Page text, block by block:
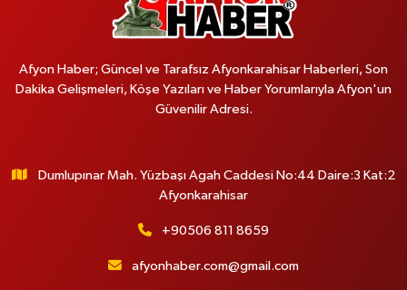
Afyon Haber; Güncel ve Tarafsız Afyonkarahisar Haberleri, Son
Dakika Gelişmeleri, Köşe Yazıları ve Haber Yorumlarıyla Afyon'un
Güvenilir Adresi.
Dumlupınar Mah. Yüzbaşı Agah Caddesi No:44 Daire:3 Kat:2
Afyonkarahisar
+90506 811 8659
afyonhaber.com@gmail.com